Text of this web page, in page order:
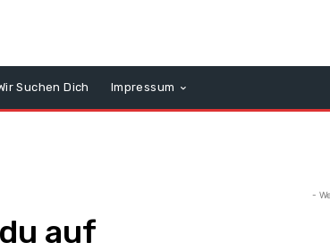
Suchen Dich Impressum
auf
-